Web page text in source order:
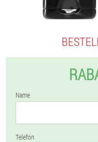
Name
Telefon